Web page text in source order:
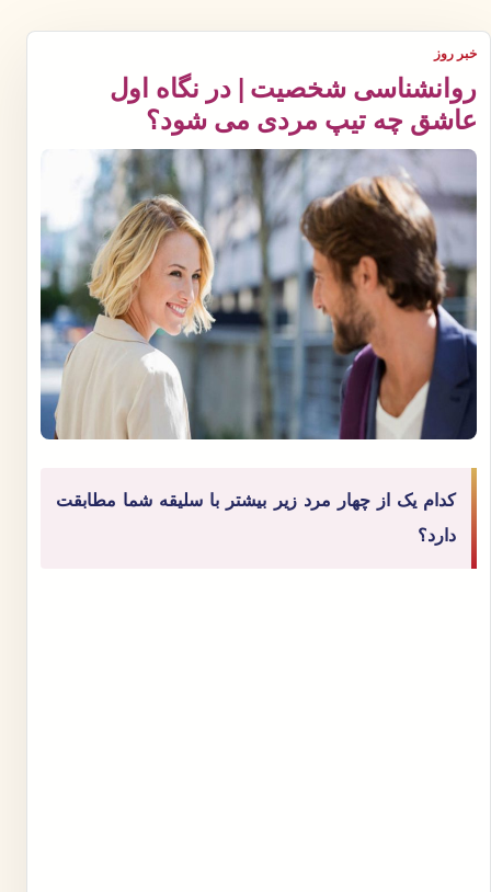
خبر روز
روانشناسی شخصیت | در نگاه اول
عاشق چه تیپ مردی می شود؟
کدام یک از چهار مرد زیر بیشتر با سلیقه شما مطابقت
دارد؟